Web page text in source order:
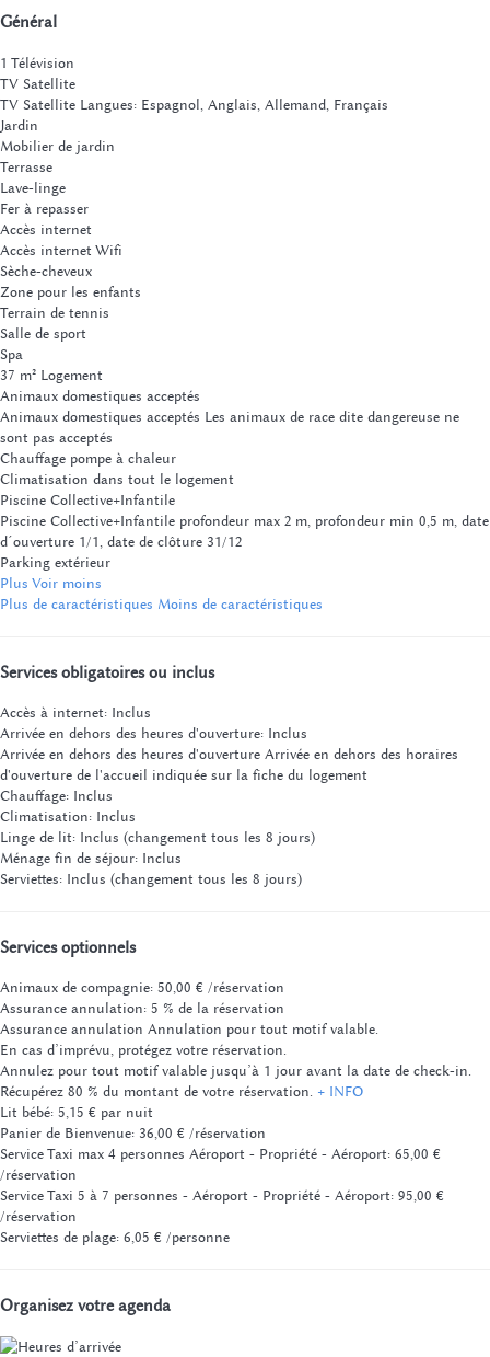
Général
1 Télévision
TV Satellite
TV Satellite Langues: Espagnol, Anglais, Allemand, Français
Jardin
Mobilier de jardin
Terrasse
Lave-linge
Fer à repasser
Accès internet
Accès internet Wifi
Sèche-cheveux
Zone pour les enfants
Terrain de tennis
Salle de sport
Spa
37 m² Logement
Animaux domestiques acceptés
Animaux domestiques acceptés Les animaux de race dite dangereuse ne
sont pas acceptés
Chauffage pompe à chaleur
Climatisation dans tout le logement
Piscine Collective+Infantile
Piscine Collective+Infantile profondeur max 2 m, profondeur min 0,5 m, date
d´ouverture 1/1, date de clôture 31/12
Parking extérieur
Plus Voir moins
Plus de caractéristiques Moins de caractéristiques
Services obligatoires ou inclus
Accès à internet: Inclus
Arrivée en dehors des heures d'ouverture: Inclus
Arrivée en dehors des heures d'ouverture Arrivée en dehors des horaires
d'ouverture de l'accueil indiquée sur la fiche du logement
Chauffage: Inclus
Climatisation: Inclus
Linge de lit: Inclus (changement tous les 8 jours)
Ménage fin de séjour: Inclus
Serviettes: Inclus (changement tous les 8 jours)
Services optionnels
Animaux de compagnie: 50,00 € /réservation
Assurance annulation: 5 % de la réservation
Assurance annulation Annulation pour tout motif valable.
En cas d’imprévu, protégez votre réservation.
Annulez pour tout motif valable jusqu’à 1 jour avant la date de check-in.
Récupérez 80 % du montant de votre réservation. + INFO
Lit bébé: 5,15 € par nuit
Panier de Bienvenue: 36,00 € /réservation
Service Taxi max 4 personnes Aéroport - Propriété - Aéroport: 65,00 €
/réservation
Service Taxi 5 à 7 personnes - Aéroport - Propriété - Aéroport: 95,00 €
/réservation
Serviettes de plage: 6,05 € /personne
Organisez votre agenda